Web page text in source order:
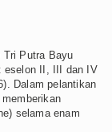
Tri Putra Bayu
eselon II, III dan IV
Dalam pelantikan
selama enam